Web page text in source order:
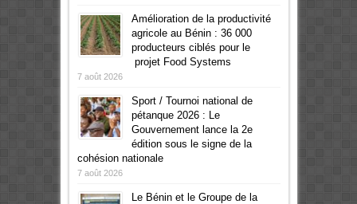
Amélioration de la productivité
agricole au Bénin : 36 000
producteurs ciblés pour le
projet Food Systems
7 août 2026
Sport / Tournoi national de
pétanque 2026 : Le
Gouvernement lance la 2e
édition sous le signe de la
cohésion nationale
7 août 2026
Le Bénin et le Groupe de la